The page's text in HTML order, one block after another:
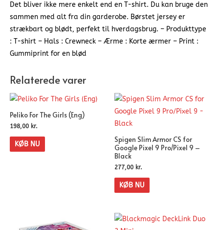
Det bliver ikke mere enkelt end en T-shirt. Du kan bruge den
sammen med alt fra din garderobe. Børstet jersey er
strækbart og blødt, perfekt til hverdagsbrug. – Produkttype
: T-shirt – Hals : Crewneck – Ærme : Korte ærmer – Print :
Gummiprint for en blød
Relaterede varer
Peliko For The Girls (Eng)
198,00 kr.
KØB NU
Spigen Slim Armor CS for
Google Pixel 9 Pro/Pixel 9 –
Black
277,00 kr.
KØB NU